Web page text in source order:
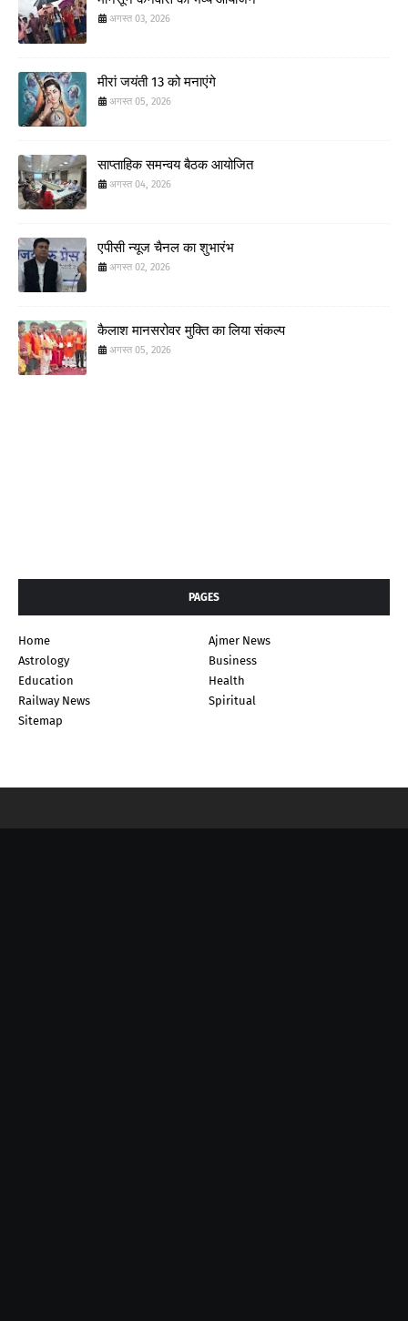
अगस्त 03, 2026
मीरां जयंती 13 को मनाएंगे
अगस्त 05, 2026
साप्ताहिक समन्वय बैठक आयोजित
अगस्त 04, 2026
एपीसी न्यूज चैनल का शुभारंभ
अगस्त 02, 2026
कैलाश मानसरोवर मुक्ति का लिया संकल्प
अगस्त 05, 2026
PAGES
Home
Ajmer News
Astrology
Business
Education
Health
Railway News
Spiritual
Sitemap